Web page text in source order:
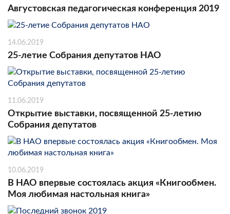
Августовская педагогическая конференция 2019
14.06.2019
25-летие Собрания депутатов НАО
11.06.2019
Открытие выставки, посвященной 25-летию
Собрания депутатов
10.06.2019
В НАО впервые состоялась акция «Книгообмен.
Моя любимая настольная книга»